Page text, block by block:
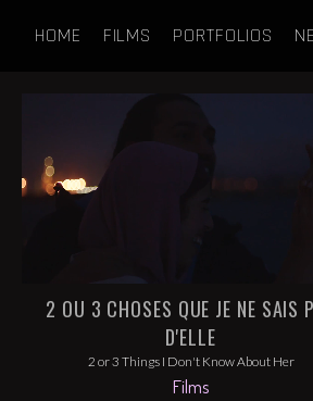
HOME FILMS PORTFOLIOS
2 OU 3 CHOSES QUE JE NE SAIS
D'ELLE
2 or 3 Things I Don't Know About Her
Films